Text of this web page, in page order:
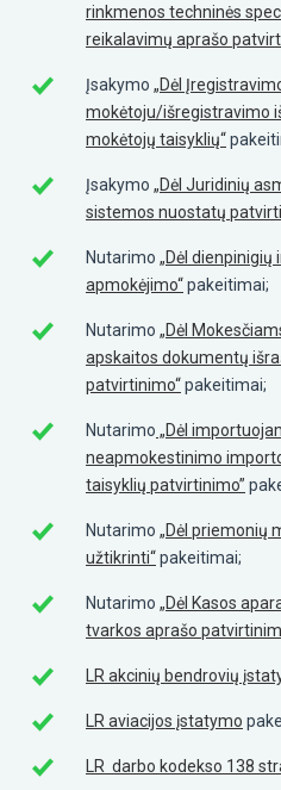
rinkmenos techninės
reikalavimų aprašo
Įsakymo „Dėl
mokėtoju/išregistravimo
mokėtojų taisyklių“
Įsakymo „Dėl Juridinių
sistemos nuostatų
Nutarimo „Dėl
apmokėjimo“pakeitimai;
Nutarimo „Dėl
apskaitos dokumentų
patvirtinimo“pakeitimai;
Nutarimo „Dėl
neapmokestinimo
taisyklių patvirtinimo”
Nutarimo „Dėl priemonių
užtikrinti“pakeitimai;
Nutarimo „Dėl Kasos
tvarkos aprašo
LR akcinių bendrovių
LR aviacijos įstatymo
LR darbo kodekso 138